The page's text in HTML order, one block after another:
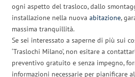
ogni aspetto del trasloco, dallo
installazione nella nuova abitazione,
massima tranquillità.
Se sei interessato a saperne di più sui
‘Traslochi Milano’, non esitare a
preventivo gratuito e senza impegno,
informazioni necessarie per pianificare